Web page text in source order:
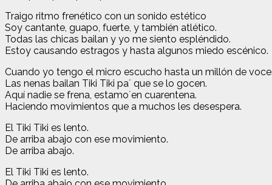
Traigo ritmo frenético con un sonido estético
Soy cantante, guapo, fuerte, y también atlético.
Todas las chicas bailan y yo me siento espléndido.
Estoy causando estragos y hasta algunos miedo escénico.
Cuando yo tengo el micro escucho hasta un millón de
Las nenas bailan Tiki Tiki pa´ que se lo gocen.
Aquí nadie se frena, estamo´en cuarentena.
Haciendo movimientos que a muchos les desespera.
El Tiki Tiki es lento.
De arriba abajo con ese movimiento.
De arriba abajo.
El Tiki Tiki es lento.